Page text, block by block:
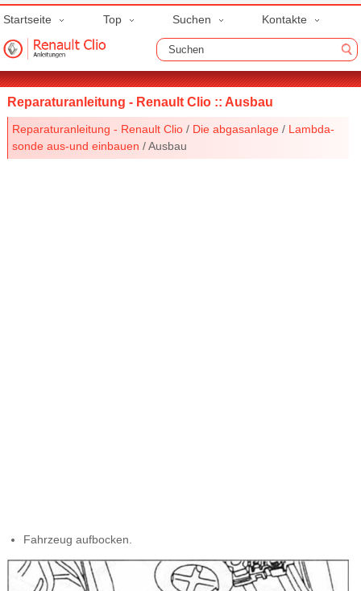
Startseite Top Suchen Kontakte
Reparaturanleitung - Renault Clio :: Ausbau
Reparaturanleitung - Renault Clio / Die abgasanlage / Lambda-
sonde aus-und einbauen / Ausbau
Fahrzeug aufbocken.